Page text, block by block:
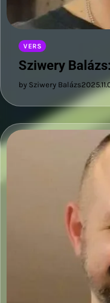
VERS
Sziwery
by Sziwery Balázs